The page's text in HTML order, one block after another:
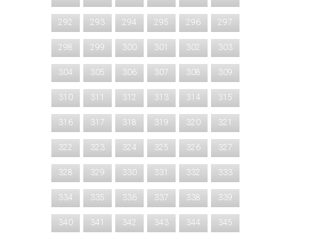
292 293 294 295 296 297
298 299 300 301 302 303
304 305 306 307 308 309
310 311 312 313 314 315
316 317 318 319 320 321
322 323 324 325 326 327
328 329 330 331 332 333
334 335 336 337 338 339
340 341 342 343 344 345